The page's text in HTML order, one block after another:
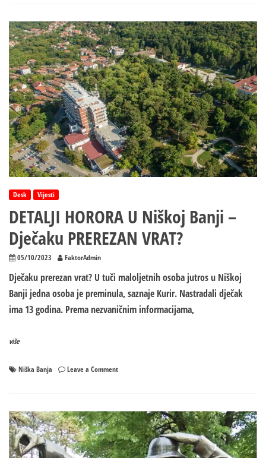
šokiralo
Srbiju:
Telefoni
otkrivaju
motiv
zločina
–
Dječak
(13)
zvao
druga
da
dođe
ulici,
horor!
Desk Vijesti
DETALJI HORORA U Niškoj Banji –
Dječaku PREREZAN VRAT?
05/10/2023 FaktorAdmin
Dječaku prerezan vrat? U tuči maloljetnih osoba jutros u Niškoj
Banji jedna osoba je preminula, saznaje Kurir. Nastradali dječak
ima 13 godina. Prema nezvaničnim informacijama,
više
Niška Banja Leave a Commenton
Niškoj
Banji
–
Dječaku